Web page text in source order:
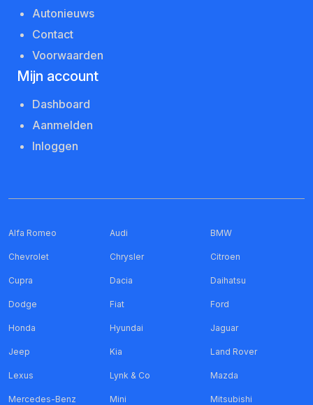
Autonieuws
Contact
Voorwaarden
Mijn account
Dashboard
Aanmelden
Inloggen
Alfa Romeo Audi BMW
Chevrolet Chrysler Citroen
Cupra Dacia Daihatsu
Dodge Fiat Ford
Honda Hyundai Jaguar
Jeep Kia Land Rover
Lexus Lynk & Co Mazda
Mercedes-Benz Mini Mitsubishi